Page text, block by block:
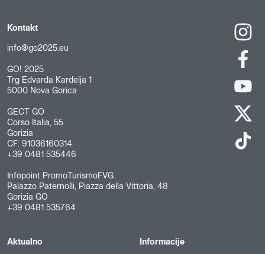
Kontakt
info@go2025.eu
GO! 2025
Trg Edvarda Kardelja 1
5000 Nova Gorica
GECT GO
Corso Italia, 55
Gorizia
CF: 91036160314
+39 0481 535446
Infopoint PromoTurismoFVG
Palazzo Paternolli, Piazza della Vittoria, 48
Gorizia GO
+39 0481 535764
Aktualno Informacije